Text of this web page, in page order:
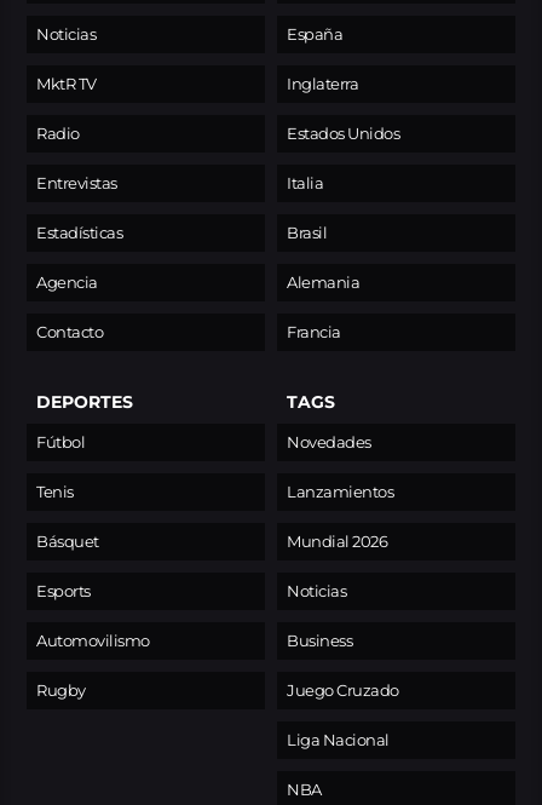
Noticias
MktR TV
Radio
Entrevistas
Estadísticas
Agencia
Contacto
España
Inglaterra
Estados Unidos
Italia
Brasil
Alemania
Francia
DEPORTES
Fútbol
Tenis
Básquet
Esports
Automovilismo
Rugby
TAGS
Novedades
Lanzamientos
Mundial 2026
Noticias
Business
Juego Cruzado
Liga Nacional
NBA